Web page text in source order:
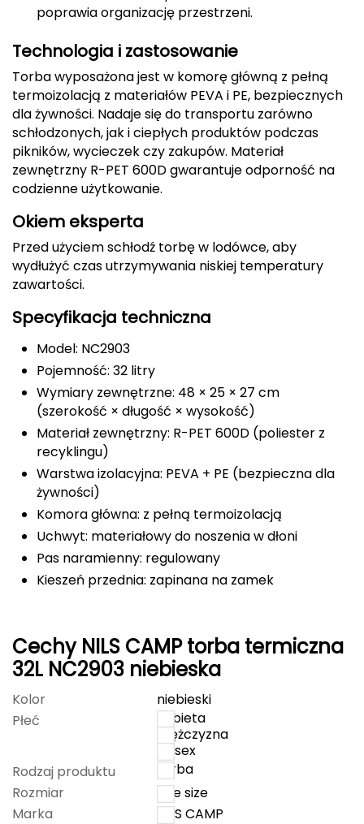
CMP
Cassin
Ciele Athletics
Climbing Technology
Coleman
Columbia
Comodo
D
DUNLOP
Darn Tough
Deuter
Dolomite
EISBAR
ENERO
ENERO CAMP
Elmer by Swany
F
Fjord Nansen
poprawia organizację przestrzeni.
Technologia i zastosowanie
Torba wyposażona jest w komorę główną z pełną
termoizolacją z materiałów PEVA i PE, bezpiecznych
dla żywności. Nadaje się do transportu zarówno
schłodzonych, jak i ciepłych produktów podczas
pikników, wycieczek czy zakupów. Materiał
zewnętrzny R-PET 600D gwarantuje odporność na
codzienne użytkowanie.
Okiem eksperta
Przed użyciem schłodź torbę w lodówce, aby
wydłużyć czas utrzymywania niskiej temperatury
zawartości.
Specyfikacja techniczna
Model: NC2903
Pojemność: 32 litry
Wymiary zewnętrzne: 48 × 25 × 27 cm
(szerokość × długość × wysokość)
Materiał zewnętrzny: R-PET 600D (poliester z
recyklingu)
Warstwa izolacyjna: PEVA + PE (bezpieczna dla
żywności)
Komora główna: z pełną termoizolacją
Uchwyt: materiałowy do noszenia w dłoni
Pas naramienny: regulowany
Kieszeń przednia: zapinana na zamek
Cechy NILS CAMP torba termiczna
32L NC2903 niebieska
Kolor
niebieski
Płeć
kobieta
mężczyzna
unisex
Rodzaj produktu
torba
Rozmiar
one size
Marka
NILS CAMP